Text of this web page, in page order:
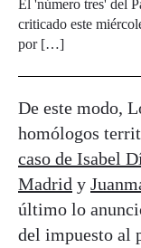
El 'número tres' del
criticado este
por […]
De este modo,
homólogos
caso de Isabel
Madrid y
último lo
del impuesto al